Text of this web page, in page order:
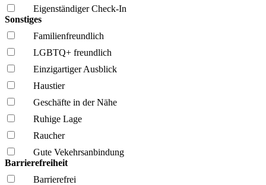
Eigenständiger Check-In
Sonstiges
Familien­freundlich
LGBTQ+ freundlich
Einzigartiger Ausblick
Haustier
Geschäfte in der Nähe
Ruhige Lage
Raucher
Gute Vekehrsanbindung
Barrierefreiheit
Barrierefrei